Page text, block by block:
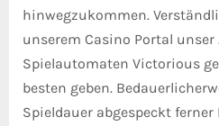
hinwegzukommen.
unserem Casino Portal unser
Spielautomaten Victorious
besten geben.
Spieldauer abgespeckt